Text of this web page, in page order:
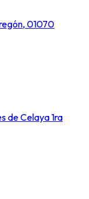
01070
de Celaya 1ra